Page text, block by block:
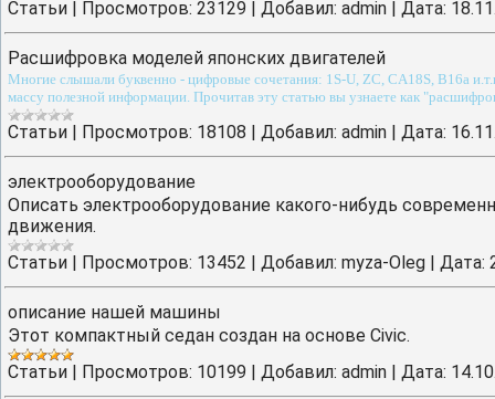
Cтатьи | Просмотров: 23129 | Добавил: admin | Дата:
Расшифровка моделей японских двигателей
Многие слышали буквенно - цифровые сочетания: 1S-U, ZC, CA18S, B16a
массу полезной информации. Прочитав эту статью вы узнаете как
Cтатьи | Просмотров: 18108 | Добавил: admin | Дата:
электрооборудование
Описать электрооборудование какого-нибудь
движения.
Cтатьи | Просмотров: 13452 | Добавил: myza-Oleg | Дата:
описание нашей машины
Этот компактный седан создан на основе Civic.
Cтатьи | Просмотров: 10199 | Добавил: admin | Дата: